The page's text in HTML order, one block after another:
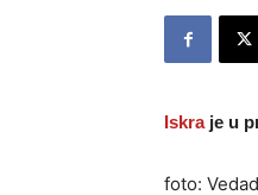
Iskraje u
foto: